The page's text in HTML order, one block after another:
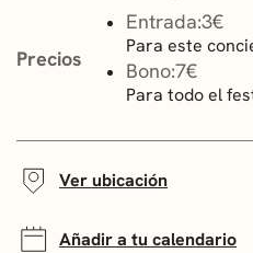
Precios
Entrada:3€
Para este
Bono:7€
Para todo el
Ver ubicación
Añadir a tu calendario